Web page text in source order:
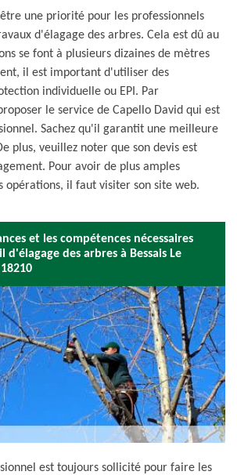
une priorité pour les professionnels
d'élagage des arbres. Cela est dû au
se font à plusieurs dizaines de mètres
il est important d'utiliser des
individuelle ou EPI. Par
le service de Capello David qui est
Sachez qu'il garantit une meilleure
plus, veuillez noter que son devis est
Pour avoir de plus amples
opérations, il faut visiter son site web.
et les compétences nécessaires
des arbres à Bessais Le
est toujours sollicité pour faire les